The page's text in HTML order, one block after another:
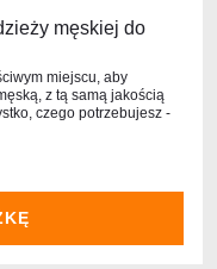
męskiej do
miejscu, aby
z tą samą jakością
czego potrzebujesz -